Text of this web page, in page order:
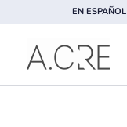
EN ESPAÑOL